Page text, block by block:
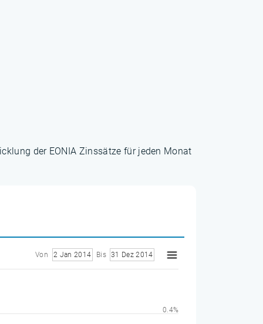
der EONIA Zinssätze für jeden Monat
Von 2 Jan 2014 Bis 31 Dez 2014
0.4%